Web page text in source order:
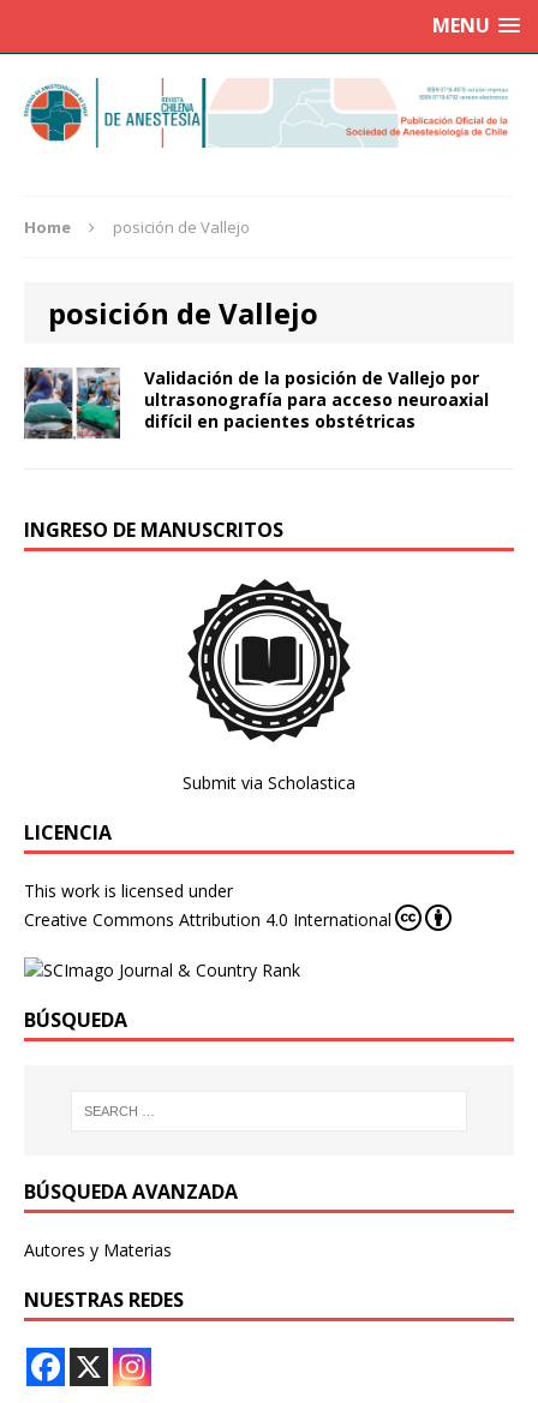
MENU
Home posición de Vallejo
posición de Vallejo
Validación de la posición de Vallejo por
ultrasonografía para acceso neuroaxial
difícil en pacientes obstétricas
INGRESO DE MANUSCRITOS
Submit via Scholastica
LICENCIA
This work is licensed under
Creative Commons Attribution 4.0 International
BÚSQUEDA
BÚSQUEDA AVANZADA
Autores y Materias
NUESTRAS REDES